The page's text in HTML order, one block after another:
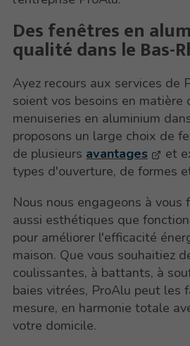
Des fenêtres en
qualité dans le Bas-
Ayez recours aux services de
soient vos besoins en
menuiseries en aluminium
proposons un large choix de
de plusieurs avantages
et
types d'ouverture, de formes
Nous nous engageons à vous
aussi esthétiques que
pour améliorer l'efficacité
maison. Que vous souhaitiez
coulissantes, à battants, à
baies vitrées, ProAlu peut les
mesure, en harmonie totale
votre domicile.